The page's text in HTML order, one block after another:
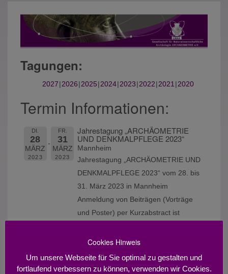
Tagungen:
2027 2026 2025 2024 2023 2022 2021 2020
Termin Informationen:
DI.
28
MÄRZ
2023
FR.
31
MÄRZ
2023
Jahrestagung „ARCHÄOMETRIE
UND DENKMALPFLEGE 2023“
Mannheim
Jahrestagung „ARCHÄOMETRIE UND
DENKMALPFLEGE 2023“ vom 28. bis
31. März 2023 in Mannheim
Anmeldung von Beiträgen (Vorträge
und Poster) per Kurzabstract ist
November 2022
Informationen finden Sie hier:
Cookies Hinweis
Um unsere Webseite für Sie optimal zu gestalten und
fortlaufend verbessern zu können, verwenden wir Cookies.